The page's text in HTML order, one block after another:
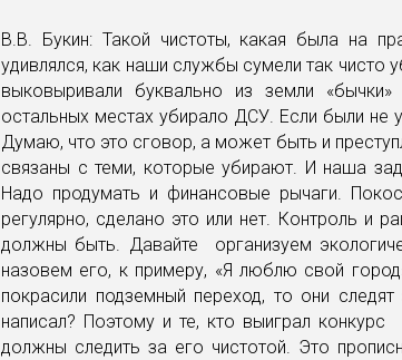
В.В. Букин: Такой чистоты, какая была на
удивлялся, как наши службы сумели так чисто
выковыривали буквально из земли
остальных местах убирало ДСУ. Если были не
Думаю, что это сговор, а может быть и
связаны с теми, которые убирают. И наша
Надо продумать и финансовые рычаги.
регулярно, сделано это или нет. Контроль и
должны быть. Давайте организуем
назовем его, к примеру, «Я люблю свой
покрасили подземный переход, то они
написал? Поэтому и те, кто выиграл
должны следить за его чистотой. Это